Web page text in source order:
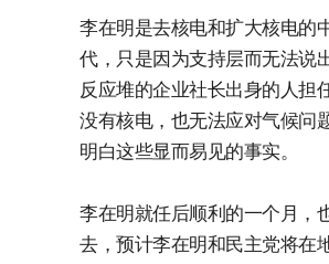
李在明是去核电和扩大核电的
代，只是因为支持层而无法说
反应堆的企业社长出身的人担
没有核电，也无法应对气候问
明白这些显而易见的事实。
李在明就任后顺利的一个月，
去，预计李在明和民主党将在